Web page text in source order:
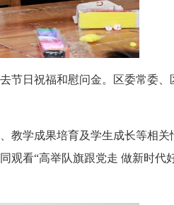
日祝福和慰问金。区委常委、
学成果培育及学生成长等相关
看“高举队旗跟党走 做新时代